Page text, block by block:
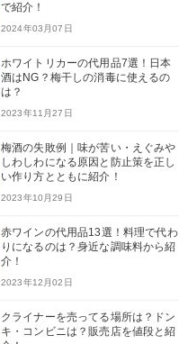
で紹介！
2024年03月07日
ホワイトリカーの代用品7選！日本
酒はNG？梅干しの消毒に使えるの
は？
2023年11月27日
梅酒の失敗例｜味が苦い・えぐみや
しわしわになる原因と防止策を正し
い作り方とともに紹介！
2023年10月29日
赤ワインの代用品13選！料理で代わ
りになるのは？身近な調味料から紹
介！
2023年12月02日
クライナーを売ってる場所は？ドン
キ・コンビニは？販売店を値段と紹